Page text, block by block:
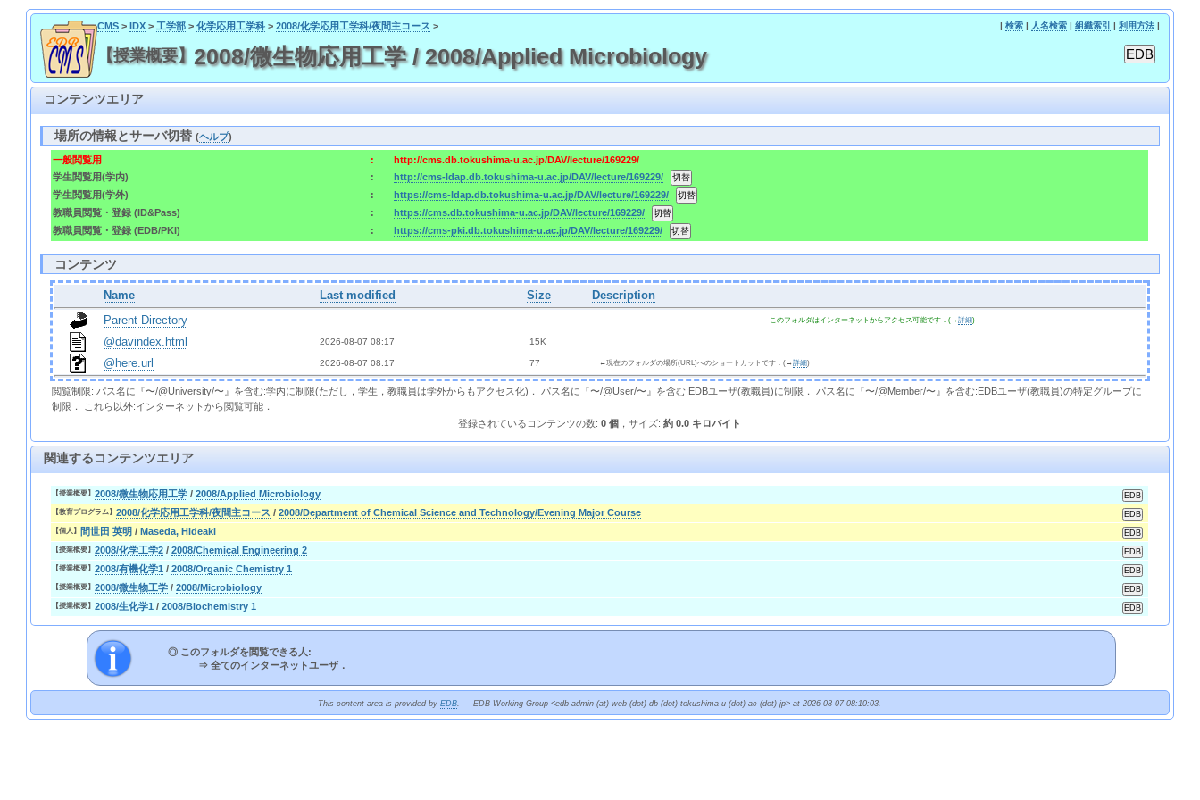
CMS> IDX> 工学部> 化学応用工学科> 2008/化学応用工学科/夜間主コース > | 検索| 人名検索| 組織索引 | 利用方法|
【授業概要】 2008/微生物応用工学 / 2008/Applied Microbiology
コンテンツエリア
場所の情報とサーバ切替(ヘルプ)
一般閲覧用 :
http://cms.db.tokushima-u.ac.jp/DAV/lecture/169229/
学生閲覧用(学内)
:
http://cms-ldap.db.tokushima-u.ac.jp/DAV/lecture/169229/
学生閲覧用(学外)
:
https://cms-ldap.db.tokushima-u.ac.jp/DAV/lecture/169229/
教職員閲覧・登録 (ID&Pass)
:
https://cms.db.tokushima-u.ac.jp/DAV/lecture/169229/
教職員閲覧・登録 (EDB/PKI)
: https://cms-pki.db.tokushima-u.ac.jp/DAV/lecture/169229/
コンテンツ
Name Last modified Size
Description
Parent Directory
  -
このフォルダはインターネットからアクセス可能です．(→詳細)
@davindex.html 2026-08-07 08:17 15K
@here.url 2026-08-07 08:17 77 ←現在のフォルダの場所(URL)へのショートカットです．(→詳細)
閲覧制限: パス名に『〜/@University/〜』を含む:学内に制限(ただし，学生，教職員は学外からもアクセス化)． パス名に『〜/@User/〜』を含む:EDBユーザ(教職員)に制限． パス名に『〜/@Member/〜』を含む:EDBユーザ(教職員)の特定グループに
制限． これら以外:インターネットから閲覧可能．
登録されているコンテンツの数:0 個 ，サイズ:約 0.0 キロバイト
関連するコンテンツエリア
【授業概要】2008/微生物応用工学 /2008/Applied Microbiology
【教育プログラム】2008/化学応用工学科/夜間主コース /2008/Department of Chemical Science and Technology/Evening Major Course
【個人】 間世田 英明 /Maseda, Hideaki
【授業概要】2008/化学工学2 /2008/Chemical Engineering 2
【授業概要】2008/有機化学1 /2008/Organic Chemistry 1
【授業概要】2008/微生物工学 /2008/Microbiology
【授業概要】2008/生化学1 /2008/Biochemistry 1
◎ このフォルダを閲覧できる人:
⇒全てのインターネットユーザ．
This content area is provided byEDB. --- EDB Working Group <edb-admin (at) web (dot) db (dot) tokushima-u (dot) ac (dot) jp> at 2026-08-07 08:10:03.